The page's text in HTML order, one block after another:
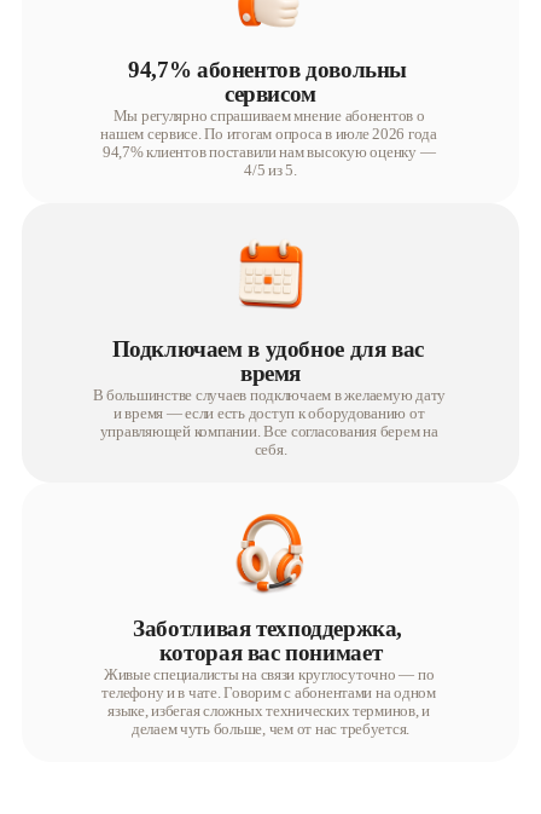
94,7% абонентов довольны
сервисом
Мы регулярно спрашиваем мнение абонентов о
нашем сервисе. По итогам опроса в июле 2026 года
94,7% клиентов поставили нам высокую оценку —
4/5 из 5.
Подключаем в удобное для вас
время
В большинстве случаев подключаем в желаемую дату
и время — если есть доступ к оборудованию от
управляющей компании. Все согласования берем на
себя.
Заботливая техподдержка,
которая вас понимает
Живые специалисты на связи круглосуточно — по
телефону и в чате. Говорим с абонентами на одном
языке, избегая сложных технических терминов, и
делаем чуть больше, чем от нас требуется.